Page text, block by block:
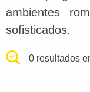
ambientes
sofisticados.
0 resultados